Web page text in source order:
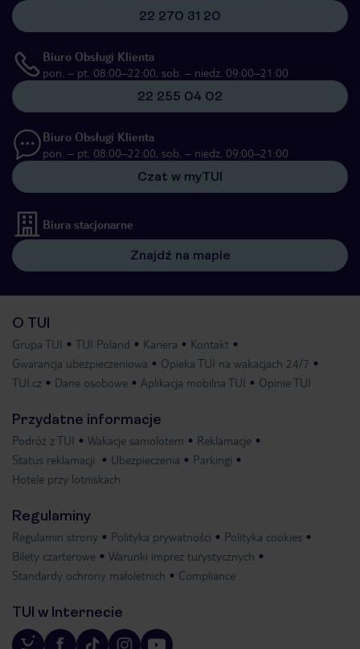
22 270 31 20
Biuro Obsługi Klienta
pon. – pt. 08:00–22:00, sob. – niedz. 09:00–21:00
22 255 04 02
Biuro Obsługi Klienta
pon. – pt. 08:00–22:00, sob. – niedz. 09:00–21:00
Czat w myTUI
Biura stacjonarne
Znajdź na mapie
O TUI
Grupa TUI TUI Poland Kariera
Kontakt
Gwarancja ubezpieczeniowa
Opieka TUI na wakacjach 24/7
TUI.cz
Dane osobowe Aplikacja mobilna TUI Opinie TUI
Przydatne informacje
Podróż z TUI Wakacje samolotem
Reklamacje
Status reklamacji
Ubezpieczenia
Parkingi
Hotele przy lotniskach
Regulaminy
Regulamin strony Polityka prywatności
Polityka cookies
Bilety czarterowe
Warunki imprez turystycznych
Standardy ochrony małoletnich
Compliance
TUI w Internecie